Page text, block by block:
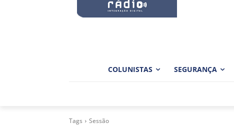
COLUNISTAS SEGURANÇA
Tags Sessão